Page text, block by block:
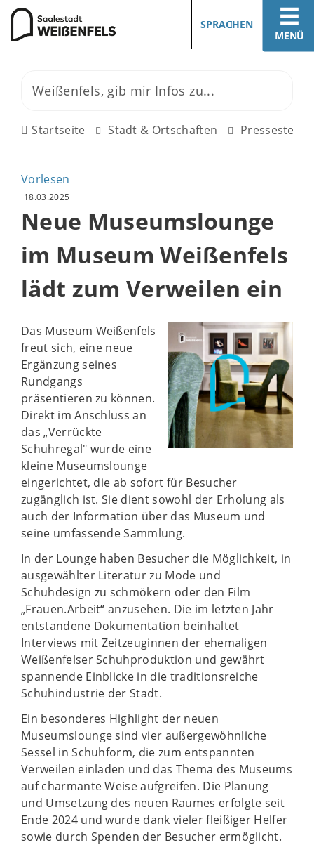
MENÜ
SPRACHEN
Startseite Stadt & Ortschaften Pressestelle
Vorlesen
18.03.2025
Neue Museumslounge
im Museum Weißenfels
lädt zum Verweilen ein
Das Museum Weißenfels
freut sich, eine neue
Ergänzung seines
Rundgangs
präsentieren zu können.
Direkt im Anschluss an
das „Verrückte
Schuhregal" wurde eine
kleine Museumslounge
eingerichtet, die ab sofort für Besucher
zugänglich ist. Sie dient sowohl der Erholung als
auch der Information über das Museum und
seine umfassende Sammlung.
In der Lounge haben Besucher die Möglichkeit, in
ausgewählter Literatur zu Mode und
Schuhdesign zu schmökern oder den Film
„Frauen.Arbeit“ anzusehen. Die im letzten Jahr
entstandene Dokumentation beinhaltet
Interviews mit Zeitzeuginnen der ehemaligen
Weißenfelser Schuhproduktion und gewährt
spannende Einblicke in die traditionsreiche
Schuhindustrie der Stadt.
Ein besonderes Highlight der neuen
Museumslounge sind vier außergewöhnliche
Sessel in Schuhform, die zum entspannten
Verweilen einladen und das Thema des Museums
auf charmante Weise aufgreifen. Die Planung
und Umsetzung des neuen Raumes erfolgte seit
Ende 2024 und wurde dank vieler fleißiger Helfer
sowie durch Spenden der Besucher ermöglicht.